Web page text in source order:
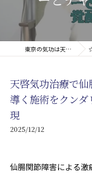
東京の気功は天啓気療院(天啓気功療法治療院) ☆
天啓気功治療で
導く施術をクン
現
2025/12/12
仙腸関節障害による